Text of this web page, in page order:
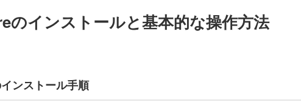
のインストールと基本的な操作方法
ンストール手順